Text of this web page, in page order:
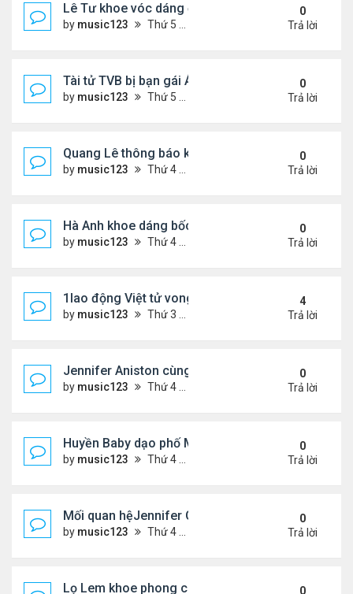
Lê Tư khoe vóc dáng ở châu Âu
by music123 Thứ 5 Tháng 7 30, 2026 6:23 pm
0
Trả lời
Tài tử TVB bị bạn gái Á hậu phản bội giờ ra sao?
by music123 Thứ 5 Tháng 7 30, 2026 6:18 pm
0
Trả lời
Quang Lê thông báo khẩn cấp
by music123 Thứ 4 Tháng 7 29, 2026 5:52 pm
0
Trả lời
Hà Anh khoe dáng bốc lửa của ở Maldives
by music123 Thứ 4 Tháng 7 29, 2026 5:48 pm
0
Trả lời
1lao động Việt tử vong trong trận động đất ở Nhật
by music123 Thứ 3 Tháng 7 28, 2026 4:16 pm
4
Trả lời
Jennifer Aniston cùng bạn trai nghỉ dưỡng trên du
by music123 Thứ 4 Tháng 7 29, 2026 5:26 pm
0
Trả lời
Huyền Baby dạo phố Mỹ
by music123 Thứ 4 Tháng 7 29, 2026 5:21 pm
0
Trả lời
Mối quan hệJennifer Garner và mẹ chồng cũ
by music123 Thứ 4 Tháng 7 29, 2026 5:13 pm
0
Trả lời
Lọ Lem khoe phong cách ở New York
0